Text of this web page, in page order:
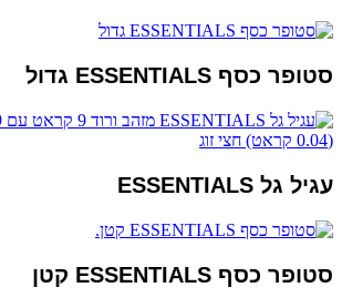
סטופר כסף ESSENTIALS גדול
עגיל גל ESSENTIALS
סטופר כסף ESSENTIALS קטן